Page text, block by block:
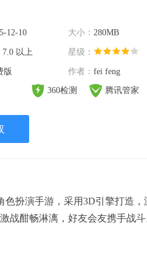
12-10 大小： 280MB
7.0 以上 星级：
版 作者： fei feng
360检测 腾讯管家
色扮演手游，采用3D引擎打造
战酣畅淋漓，好友会友携手战斗